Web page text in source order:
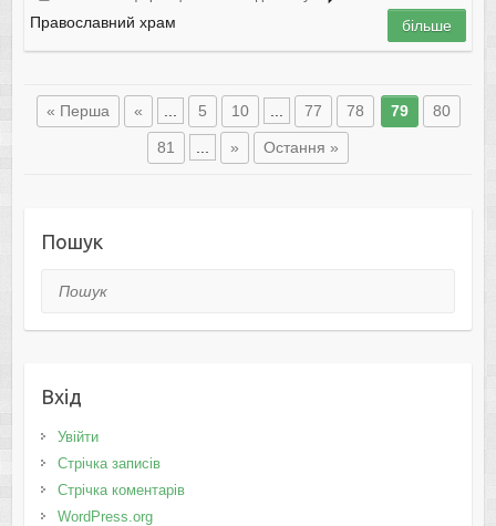
Православний храм більше
« Перша « 5 10 77 78 79 80
81 » Остання »
Пошук
Пошук
Вхід
Увійти
Стрічка записів
Стрічка коментарів
WordPress.org